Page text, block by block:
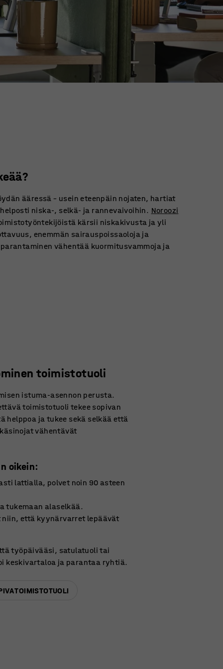
ääressä – usein eteenpäin nojaten, hartiat
niska-, selkä- ja rannevaivoihin. Noroozi
kärsii niskakivusta ja yli
enemmän sairauspoissaoloja ja
vähentää kuormitusvammoja ja
toimistotuoli
istuma-asennon perusta.
toimistotuoli tekee sopivan
helppoa ja tukee sekä selkää että
vähentävät
oikein:
lattialla, polvet noin 90 asteen
tukemaan alaselkää.
niin, että kyynärvarret lepäävät
työpäivääsi, satulatuoli tai
keskivartaloa ja parantaa ryhtiä.
TOIMISTOTUOLI